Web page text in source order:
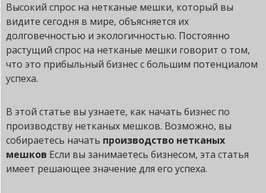
Высокий спрос на нетканые мешки, который вы
видите сегодня в мире, объясняется их
долговечностью и экологичностью. Постоянно
растущий спрос на нетканые мешки говорит о том,
что это прибыльный бизнес с большим потенциалом
успеха.
В этой статье вы узнаете, как начать бизнес по
производству нетканых мешков. Возможно, вы
собираетесь начать производство нетканых
мешков Если вы занимаетесь бизнесом, эта статья
имеет решающее значение для его успеха.